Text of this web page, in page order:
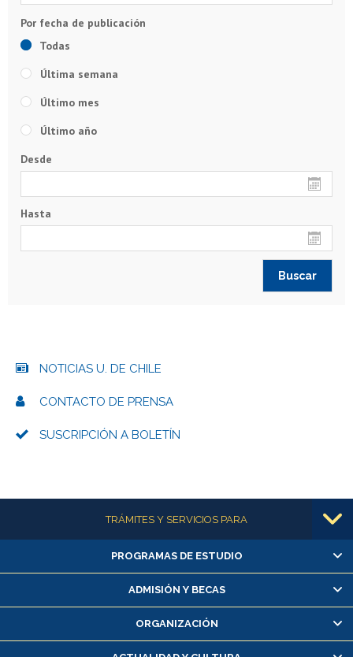
Todas
Última semana
Último mes
Último año
Desde
Hasta
NOTICIAS U. DE CHILE
CONTACTO DE PRENSA
SUSCRIPCIÓN A BOLETÍN
Más informaciónTRÁMITES Y SERVICIOS PARA
Alumnas/os y exalumnas/os
Matrícula en línea
Inscripción y cambio de asignaturas
Consulta y certificado de notas
PROGRAMAS DE ESTUDIO
ADMISIÓN Y BECAS
ORGANIZACIÓN